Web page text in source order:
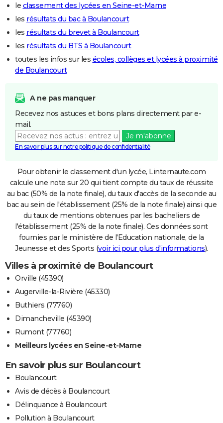
le classement des lycées en Seine-et-Marne
les résultats du bac à Boulancourt
les résultats du brevet à Boulancourt
les résultats du BTS à Boulancourt
toutes les infos sur les écoles, collèges et lycées à proximité
de Boulancourt
A ne pas manquer
Recevez nos astuces et bons plans directement par e-
mail.
Je m'abonne
En savoir plus sur notre politique de confidentialité
Pour obtenir le classement d'un lycée, Linternaute.com
calcule une note sur 20 qui tient compte du taux de réussite
au bac (50% de la note finale), du taux d'accès de la seconde au
bac au sein de l'établissement (25% de la note finale) ainsi que
du taux de mentions obtenues par les bacheliers de
l'établissement (25% de la note finale). Ces données sont
fournies par le ministère de l'Education nationale, de la
Jeunesse et des Sports (voir ici pour plus d'informations).
Villes à proximité de Boulancourt
Orville (45390)
Augerville-la-Rivière (45330)
Buthiers (77760)
Dimancheville (45390)
Rumont (77760)
Meilleurs lycées en Seine-et-Marne
En savoir plus sur Boulancourt
Boulancourt
Avis de décès à Boulancourt
Délinquance à Boulancourt
Pollution à Boulancourt